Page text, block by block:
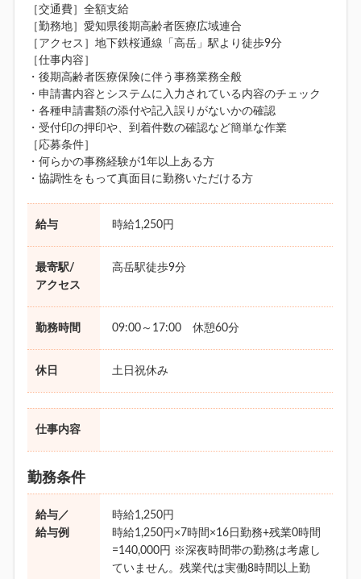
［交通費］全額支給
［勤務地］愛知県後期高齢者医療広域連合
［アクセス］地下鉄桜通線「高岳」駅より徒歩9分
［仕事内容］
・後期高齢者医療保険に伴う事務業務全般
・申請書内容とシステムに入力されている内容のチェック
・各種申請書類の添付や記入誤りがないかの確認
・受付印の押印や、到着件数の確認など簡単な作業
［応募条件］
・何らかの事務経験が1年以上ある方
・協調性をもって真面目に勤務いただける方
給与 時給1,250円
最寄駅/
アクセス
高岳駅徒歩9分
勤務時間 09:00～17:00 休憩60分
休日 土日祝休み
仕事内容
勤務条件
給与／
給与例
時給1,250円
時給1,250円×7時間×16日勤務+残業0時間
=140,000円 ※深夜時間帯の勤務は考慮し
ていません。残業代は実働8時間以上勤